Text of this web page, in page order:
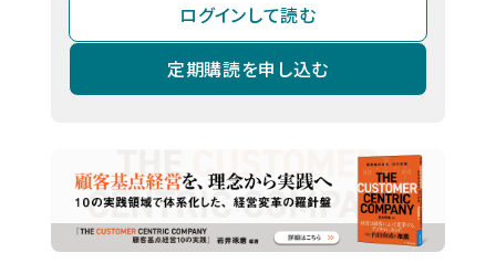
ログインして読む
定期購読を申し込む